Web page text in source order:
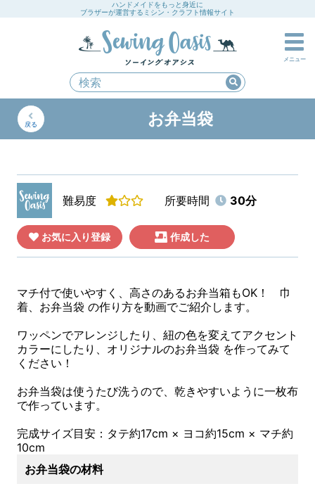
ハンドメイドをもっと身近に
ブラザーが運営するミシン・クラフト情報サイト
メニュー
戻る お弁当袋
難易度 所要時間 30分
お気に入り登録 作成した
マチ付で使いやすく、高さのあるお弁当箱もOK！ 巾
着、お弁当袋 の作り方を動画でご紹介します。
ワッペンでアレンジしたり、紐の色を変えてアクセント
カラーにしたり、オリジナルのお弁当袋 を作ってみて
ください！
お弁当袋は使うたび洗うので、乾きやすいように一枚布
で作っています。
完成サイズ目安：タテ約17cm × ヨコ約15cm × マチ約
10cm
お弁当袋の材料